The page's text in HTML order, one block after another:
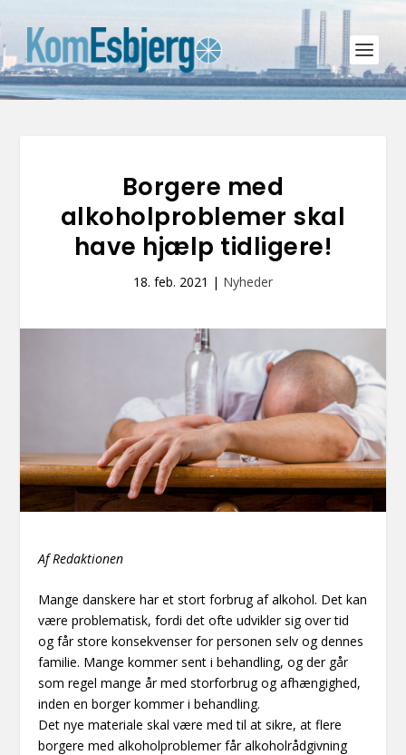
Borgere med
alkoholproblemer skal
have hjælp tidligere!
18. feb. 2021 | Nyheder
Af Redaktionen
Mange danskere har et stort forbrug af alkohol. Det kan
være problematisk, fordi det ofte udvikler sig over tid
og får store konsekvenser for personen selv og dennes
familie. Mange kommer sent i behandling, og der går
som regel mange år med storforbrug og afhængighed,
inden en borger kommer i behandling.
Det nye materiale skal være med til at sikre, at flere
borgere med alkoholproblemer får alkoholrådgivning